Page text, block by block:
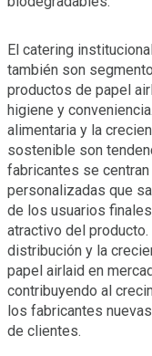
El catering
también son
productos de papel
higiene y
alimentaria y la
sostenible son
fabricantes se
personalizadas que
de los usuarios
atractivo del
distribución y la
papel airlaid en
contribuyendo al
los fabricantes
de clientes.